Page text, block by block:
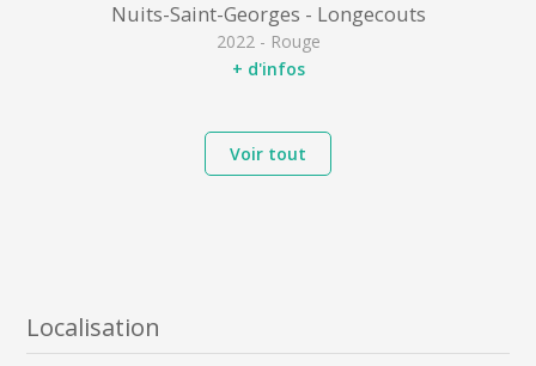
Nuits-Saint-Georges - Longecouts
2022 - Rouge
+ d'infos
Voir tout
Localisation